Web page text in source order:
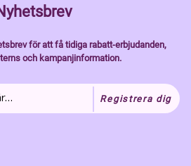
för att få tidiga rabatt-erbjudanden,
och kampanjinformation.
Registrera dig